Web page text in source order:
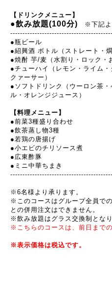
【ドリンクメニュー】
●飲み放題(100分) ※下記よ
●瓶ビール
●紹興酒 ボトル（ストレート・
●焼酎 芋/麦（水割り・ロック・
●チューハイ（レモン・ライム
クァーサー）
● ソフトドリンク（ウーロン茶
ル・オレンジジュース）
【料理メニュー】
●前菜3種盛り合わせ
●飲茶蒸し物3種
●若鶏の唐揚げ
●小エビのチリソース煮
●広東酢豚
●ミニ中華ちまき
※6名様より承ります。
※このコースはグループ全員で
との併用注文はできません。
※飲み放題はグラス交換制となり
※こちらのコースは、前日まで
※表示価格は税込です。